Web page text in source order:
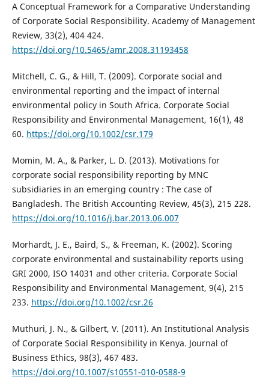
A Conceptual Framework for a Comparative Understanding
of Corporate Social Responsibility. Academy of Management
Review, 33(2), 404 424.
https://doi.org/10.5465/amr.2008.31193458
Mitchell, C. G., & Hill, T. (2009). Corporate social and
environmental reporting and the impact of internal
environmental policy in South Africa. Corporate Social
Responsibility and Environmental Management, 16(1), 48
60. https://doi.org/10.1002/csr.179
Momin, M. A., & Parker, L. D. (2013). Motivations for
corporate social responsibility reporting by MNC
subsidiaries in an emerging country : The case of
Bangladesh. The British Accounting Review, 45(3), 215 228.
https://doi.org/10.1016/j.bar.2013.06.007
Morhardt, J. E., Baird, S., & Freeman, K. (2002). Scoring
corporate environmental and sustainability reports using
GRI 2000, ISO 14031 and other criteria. Corporate Social
Responsibility and Environmental Management, 9(4), 215
233. https://doi.org/10.1002/csr.26
Muthuri, J. N., & Gilbert, V. (2011). An Institutional Analysis
of Corporate Social Responsibility in Kenya. Journal of
Business Ethics, 98(3), 467 483.
https://doi.org/10.1007/s10551-010-0588-9